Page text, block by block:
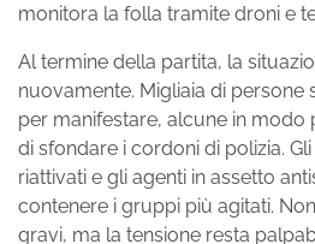
monitora la folla tramite droni e
Al termine della partita, la
nuovamente. Migliaia di persone
per manifestare, alcune in modo
di sfondare i cordoni di polizia.
riattivati e gli agenti in assetto
contenere i gruppi più agitati.
gravi, ma la tensione resta